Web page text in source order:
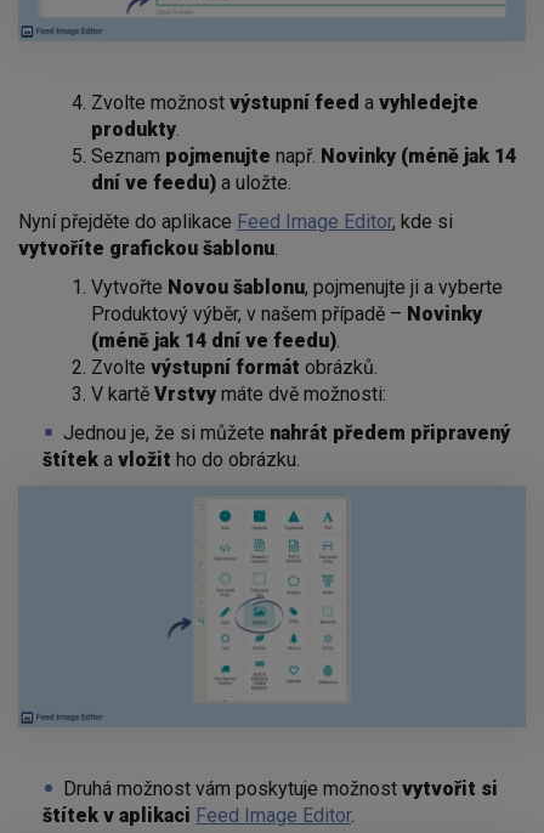
Zvolte možnost výstupní feed a vyhledejte
produkty.
Seznam pojmenujte např. Novinky (méně jak 14
dní ve feedu) a uložte.
Nyní přejděte do aplikace Feed Image Editor, kde si
vytvoříte grafickou šablonu.
Vytvořte Novou šablonu, pojmenujte ji a vyberte
Produktový výběr, v našem případě – Novinky
(méně jak 14 dní ve feedu).
Zvolte výstupní formát obrázků.
V kartě Vrstvy máte dvě možnosti:
Jednou je, že si můžete nahrát předem připravený
štítek a vložit ho do obrázku.
Druhá možnost vám poskytuje možnost vytvořit si
štítek v aplikaci Feed Image Editor.